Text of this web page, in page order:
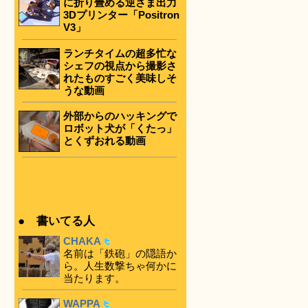
に折り畳める逆さま出力
3Dプリンター「Positron
V3」
ランチタイムの超多忙な
シェフの視点から撮影さ
れたものすごく美味しそ
うな動画
外部からのハッキングで
ロボット犬が「くたっ」
とくずおれる動画
● 書いてる人
CHAKA
名前は「鉄砲」の隠語か
ら。人生数撃ちゃ何かに
当たります。
WAPPA